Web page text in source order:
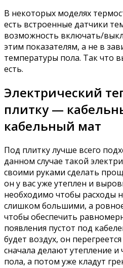
В некоторых моделях
есть встроенные датчики
возможность включать/
этим показателям, а не в
температуры пола. Так что
есть.
Электрический
плитку —
кабельный мат
Под плитку лучше всего
данном случае такой
своими руками сделать
он у вас уже утеплен и
необходимо чтобы расходы
слишком большими, а
чтобы обеспечить
появления пустот под
будет воздух, он
сначала делают утепление
пола, а потом уже кладут